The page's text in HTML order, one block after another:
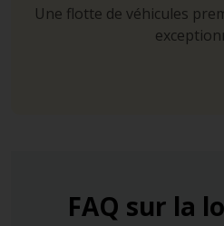
Une flotte de véhicules
FAQ sur la